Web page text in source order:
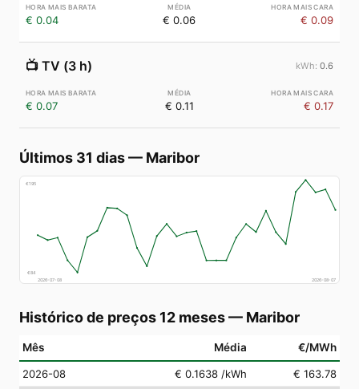
€ 0.04 € 0.06 € 0.09
📺 TV (3 h) 0.6
€ 0.07 € 0.11 € 0.17
Últimos 31 dias— Maribor
€195
€84
2026-07-08
2026-08-07
Histórico de preços 12 meses— Maribor
Mês Média €/MWh
2026-08 € 0.1638 /kWh
€ 163.78